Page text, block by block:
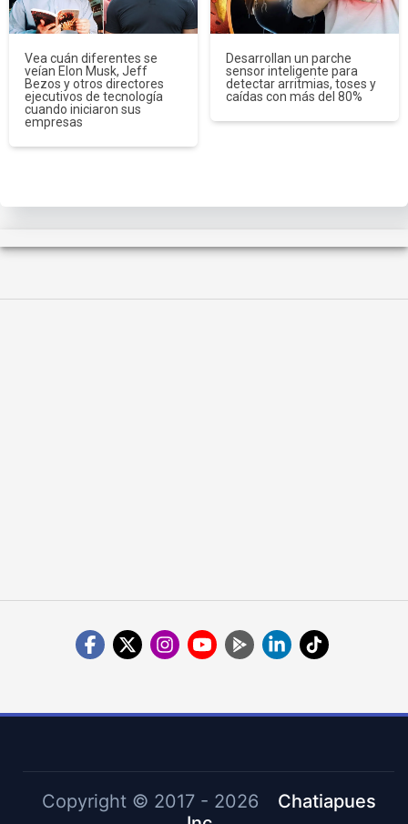
Vea cuán diferentes se
veían Elon Musk, Jeff
Bezos y otros directores
ejecutivos de tecnología
cuando iniciaron sus
empresas
Desarrollan un parche
sensor inteligente para
detectar arritmias, toses y
caídas con más del 80%
Copyright © 2017 - 2026
Chatiapues